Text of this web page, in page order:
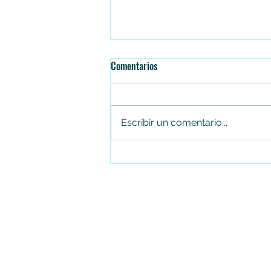
Juan Carlos Arias renuncia al
Comentarios
Escribir un comentario...